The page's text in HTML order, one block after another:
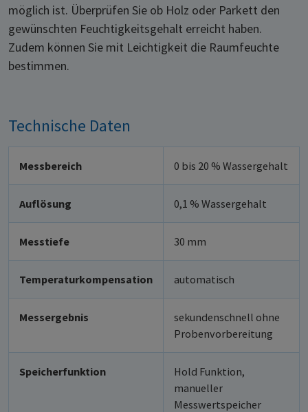
möglich ist. Überprüfen Sie ob Holz oder Parkett den
gewünschten Feuchtigkeitsgehalt erreicht haben.
Zudem können Sie mit Leichtigkeit die Raumfeuchte
bestimmen.
Technische Daten
Messbereich 0 bis 20 % Wassergehalt
Auflösung 0,1 % Wassergehalt
Messtiefe 30 mm
Temperaturkompensation automatisch
Messergebnis
sekundenschnell ohne
Probenvorbereitung
Speicherfunktion
Hold Funktion,
manueller
Messwertspeicher